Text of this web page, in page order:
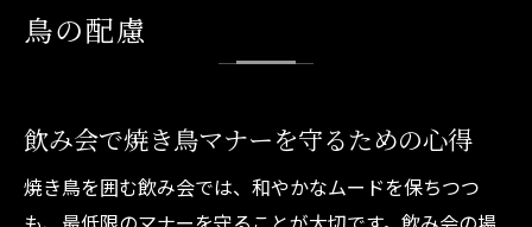
鳥の配慮
飲み会で焼き鳥マナーを守るための心得
焼き鳥を囲む飲み会では、和やかなムードを保ちつつ